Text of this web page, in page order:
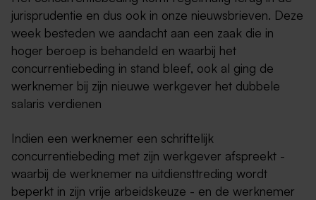
jurisprudentie en dus ook in onze nieuwsbrieven. Deze
week besteden we aandacht aan een zaak die in
hoger beroep is behandeld en waarbij het
concurrentiebeding in stand bleef, ook al ging de
werknemer bij zijn nieuwe werkgever het dubbele
salaris verdienen
Indien een werknemer een schriftelijk
concurrentiebeding met zijn werkgever afspreekt -
waarbij de werknemer na uitdiensttreding wordt
beperkt in zijn vrije arbeidskeuze - en de werknemer